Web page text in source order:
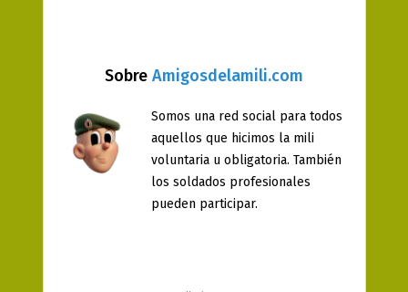
Sobre Amigosdelamili.com
Somos una red social para todos
aquellos que hicimos la mili
voluntaria u obligatoria. También
los soldados profesionales
pueden participar.